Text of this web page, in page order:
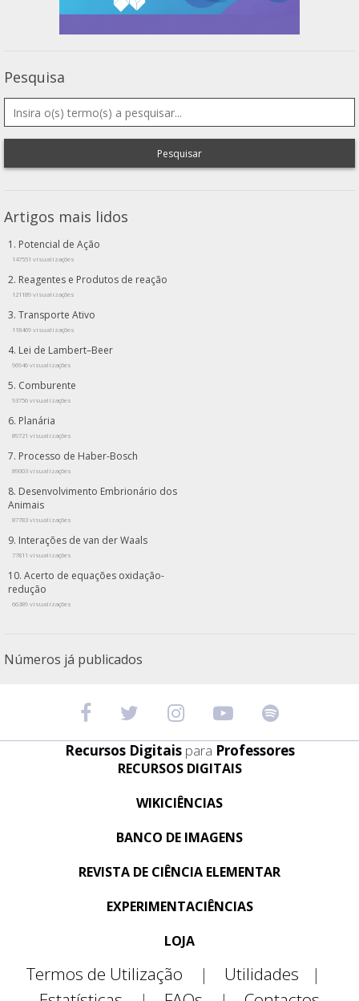
Pesquisa
Pesquisar
Artigos mais lidos
Potencial de Ação
147551 visualizações
Reagentes e Produtos de reação
121189 visualizações
Transporte Ativo
118469 visualizações
Lei de Lambert–Beer
96946 visualizações
Comburente
93756 visualizações
Planária
89721 visualizações
Processo de Haber-Bosch
89003 visualizações
Desenvolvimento Embrionário dos
Animais
87783 visualizações
Interações de van der Waals
77811 visualizações
Acerto de equações oxidação-
redução
66389 visualizações
Números já publicados
Recursos Digitais para Professores
RECURSOS DIGITAIS
WIKICIÊNCIAS
BANCO DE IMAGENS
REVISTA DE CIÊNCIA ELEMENTAR
EXPERIMENTACIÊNCIAS
LOJA
Termos de Utilização | Utilidades
|